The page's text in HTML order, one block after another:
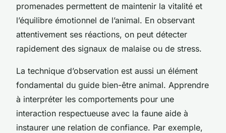
promenades permettent de maintenir la vitalité et
l’équilibre émotionnel de l’animal. En observant
attentivement ses réactions, on peut détecter
rapidement des signaux de malaise ou de stress.
La technique d’observation est aussi un élément
fondamental du guide bien-être animal. Apprendre
à interpréter les comportements pour une
interaction respectueuse avec la faune aide à
instaurer une relation de confiance. Par exemple,